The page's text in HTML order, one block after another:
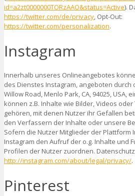
id=a2zt0000000TORzAAO&status=Active).
https://twitter.com/de/privacy, Opt-Out:
https://twitter.com/personalization.
Instagram
Innerhalb unseres Onlineangebotes
des Dienstes Instagram, angeboten durch
Willow Road, Menlo Park, CA, 94025, USA,
können z.B. Inhalte wie Bilder, Videos
gehören, mit denen Nutzer ihr Gefallen
den Verfassern der Inhalte oder unsere
Sofern die Nutzer Mitglieder der Plattform
Instagram den Aufruf der o.g. Inhalte und
Profilen der Nutzer zuordnen.
http://instagram.com/about/legal/privacy/.
Pinterest